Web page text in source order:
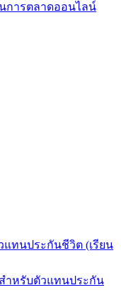
การตลาดออนไลน์
ทนประกันชีวิต (เรียน
ำหรับตัวแทนประกัน